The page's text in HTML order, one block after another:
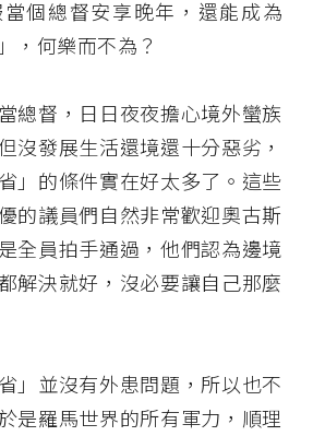
個總督安享晚年，還能成為
，何樂而不為？
總督，日日夜夜擔心境外蠻族
沒發展生活還境還十分惡劣，
」的條件實在好太多了。這些
的議員們自然非常歡迎奧古斯
全員拍手通過，他們認為邊境
解決就好，沒必要讓自己那麼
」並沒有外患問題，所以也不
是羅馬世界的所有軍力，順理